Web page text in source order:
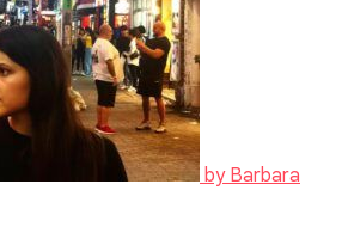
by Barbara